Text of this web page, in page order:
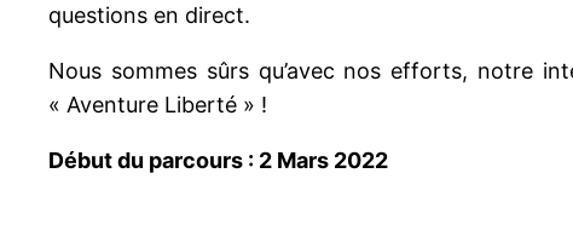
questions en direct.
Nous sommes sûrs qu’avec nos efforts, notre
« Aventure Liberté » !
Début du parcours : 2 Mars 2022